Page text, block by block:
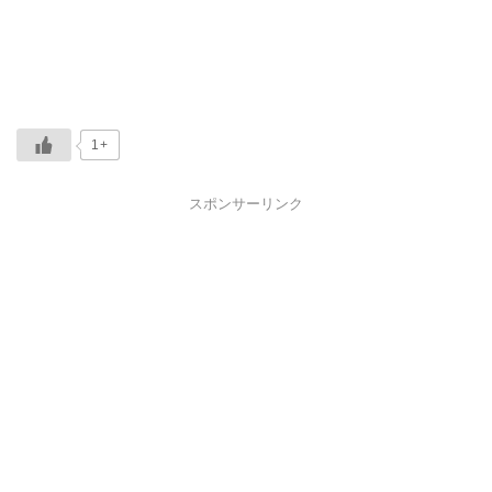
1+
スポンサーリンク